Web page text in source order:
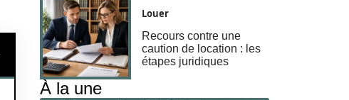
Louer
Recours contre une
caution de location : les
étapes juridiques
À la une